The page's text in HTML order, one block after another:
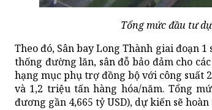
Tổng mức đầu tư
Theo đó, Sân bay Long Thành giai đoạn
thống đường lăn, sân đỗ bảo đảm cho
hạng mục phụ trợ đồng bộ với công suất
và 1,2 triệu tấn hàng hóa/năm. Tổng
đương gần 4,665 tỷ USD), dự kiến sẽ